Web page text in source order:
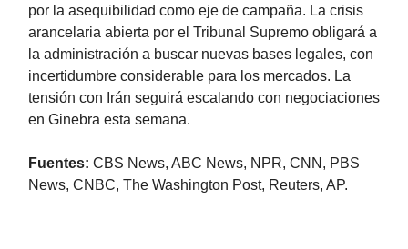
por la asequibilidad como eje de campaña. La crisis
arancelaria abierta por el Tribunal Supremo obligará a
la administración a buscar nuevas bases legales, con
incertidumbre considerable para los mercados. La
tensión con Irán seguirá escalando con negociaciones
en Ginebra esta semana.
Fuentes: CBS News, ABC News, NPR, CNN, PBS
News, CNBC, The Washington Post, Reuters, AP.